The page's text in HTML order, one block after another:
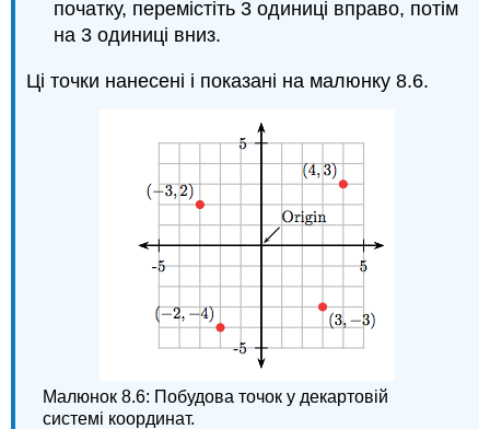
початку, перемістіть 3 одиниці вправо, потім
на 3 одиниці вниз.
Ці точки нанесені і показані на малюнку 8.6.
Малюнок 8.6: Побудова точок у декартовій
системі координат.